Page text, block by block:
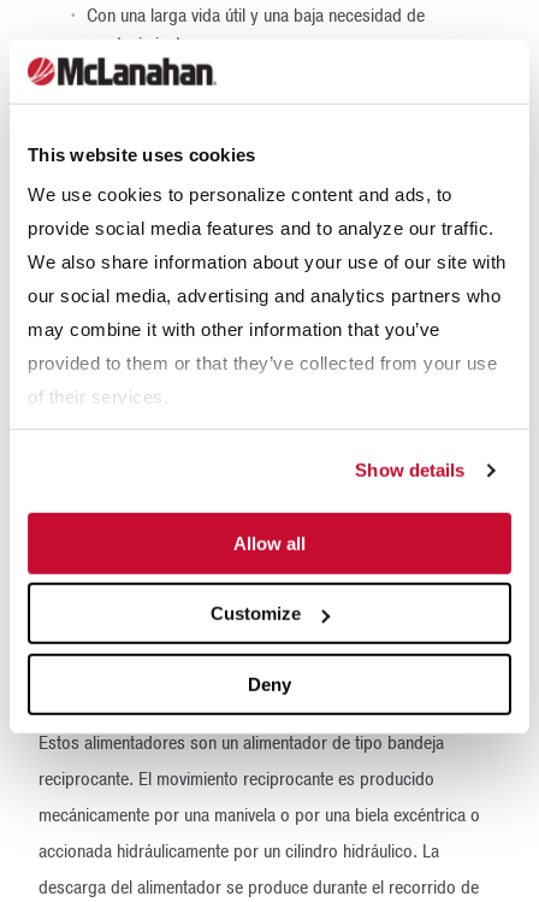
This website uses cookies
We use cookies to personalize content and ads, to
provide social media features and to analyze our traffic.
We also share information about your use of our site with
our social media, advertising and analytics partners who
may combine it with other information that you’ve
provided to them or that they’ve collected from your use
of their services.
Show details
Allow all
Customize
Deny
Con una larga vida útil y una baja necesidad de
mantenimiento
Aplicaciones a medida e instalaciones
terrones de mayores dimensiones que están fuera del
alcance de otros alimentadores.
Alimentadores de banda
Los alimentadores de banda se utilizan generalmente para
aplicaciones de materiales finos. Se trata de transportadores
de cinta plana soportados por poleas tensoras espaciadas y
accionadas en la polea principal.
Los alimentadores de banda se utilizan para:
Materiales de menor tamaño
Tolva más pequeña
Aplicaciones secundarias o terciarias
Alimentadores de placa/reciprocante
Estos alimentadores son un alimentador de tipo bandeja
reciprocante. El movimiento reciprocante es producido
mecánicamente por una manivela o por una biela excéntrica o
accionada hidráulicamente por un cilindro hidráulico. La
descarga del alimentador se produce durante el recorrido de